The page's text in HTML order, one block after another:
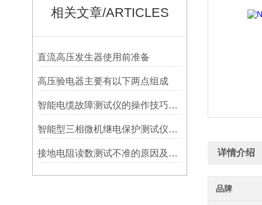
相关文章/ARTICLES
直流高压发生器使用前准备
高压验电器主要有以下两点组成
智能电缆故障测试仪的操作技巧有哪些?
智能型三相微机继电保护测试仪使用技巧
接地电阻读数测试不准的原因及解决办法 详情介绍
品牌